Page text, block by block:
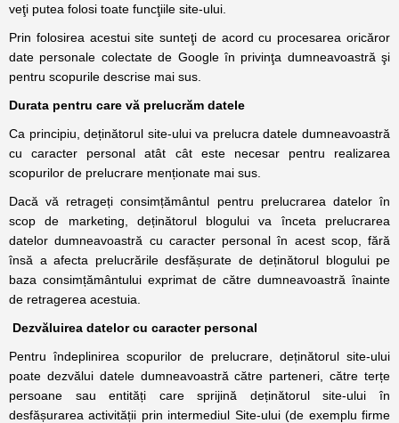
veţi putea folosi toate funcţiile site-ului.
Prin folosirea acestui site sunteţi de acord cu procesarea oricăror
date personale colectate de Google în privinţa dumneavoastră şi
pentru scopurile descrise mai sus.
Durata pentru care vă prelucrăm datele
Ca principiu, deținătorul site-ului va prelucra datele dumneavoastră
cu caracter personal atât cât este necesar pentru realizarea
scopurilor de prelucrare menționate mai sus.
Dacă vă retrageți consimțământul pentru prelucrarea datelor în
scop de marketing, deținătorul blogului va înceta prelucrarea
datelor dumneavoastră cu caracter personal în acest scop, fără
însă a afecta prelucrările desfășurate de deținătorul blogului pe
baza consimțământului exprimat de către dumneavoastră înainte
de retragerea acestuia.
Dezvăluirea datelor cu caracter personal
Pentru îndeplinirea scopurilor de prelucrare, deținătorul site-ului
poate dezvălui datele dumneavoastră către parteneri, către terțe
persoane sau entități care sprijină deținătorul site-ului în
desfășurarea activității prin intermediul Site-ului (de exemplu firme